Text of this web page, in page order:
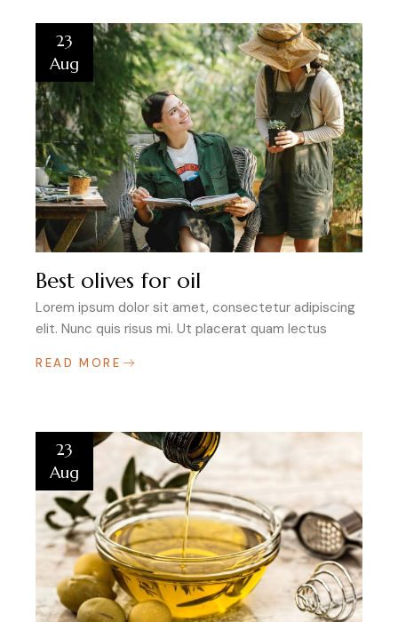
23
Aug
Best olives for oil
Lorem ipsum dolor sit amet, consectetur adipiscing
elit. Nunc quis risus mi. Ut placerat quam lectus
READ MORE
23
Aug